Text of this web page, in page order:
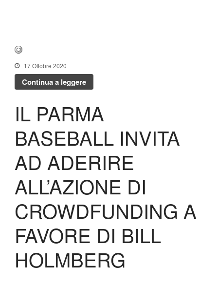
17 Ottobre 2020
Continua a leggere
IL PARMA
BASEBALL INVITA
AD ADERIRE
ALL’AZIONE DI
CROWDFUNDING A
FAVORE DI BILL
HOLMBERG